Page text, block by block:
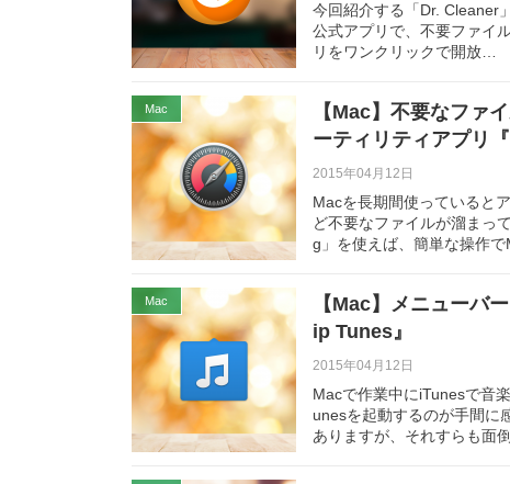
今回紹介する「Dr. Cleaner
公式アプリで、不要ファイ
リをワンクリックで開放…
Mac
【Mac】不要なファ
ーティリティアプリ
2015年04月12日
Macを長期間使っていると
ど不要なファイルが溜まっ
g」を使えば、簡単な操作で
Mac
【Mac】メニューバ
ip Tunes』
2015年04月12日
Macで作業中にiTunesで音
unesを起動するのが手間に
ありますが、それすらも面